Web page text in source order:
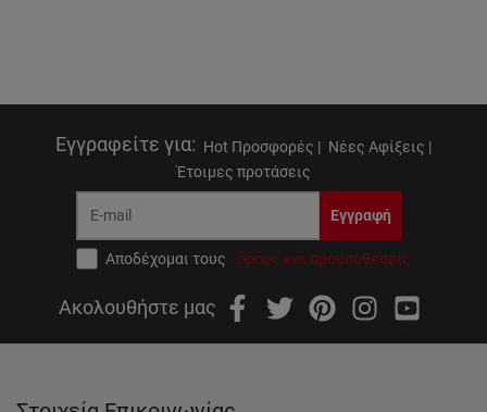
Εγγραφείτε για: Hot Προσφορές | Νέες Αφίξεις |
Έτοιμες προτάσεις
Εγγραφή
Αποδέχομαι τους όρους και προϋποθέσεις
Ακολουθήστε μας